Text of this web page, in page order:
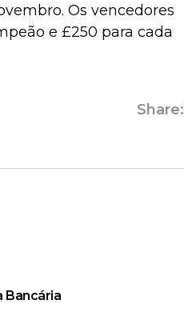
Os vencedores
e £250 para cada
Share:
Bancária